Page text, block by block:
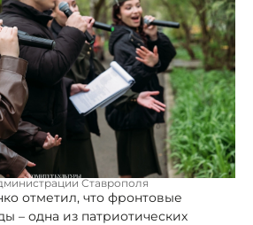
Ставрополя
отметил, что фронтовые
– одна из патриотических